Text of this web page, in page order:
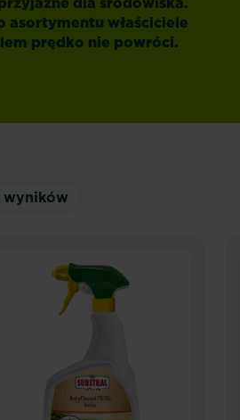
asortymentu właściciele
prędko nie powróci.
wyników